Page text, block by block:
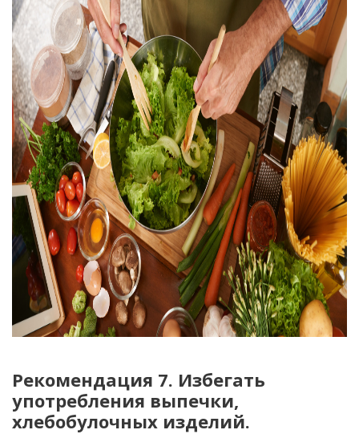
Рекомендация 7. Избегать
употребления выпечки,
хлебобулочных изделий.